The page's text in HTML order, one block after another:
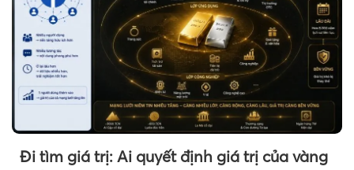
Đi tìm giá trị: Ai quyết định giá trị của vàng